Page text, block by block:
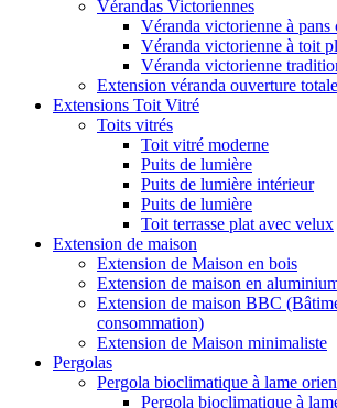
Vérandas Victoriennes
Véranda victorienne à pans
Véranda victorienne à toit
Véranda victorienne
Extension véranda ouverture totale
Extensions Toit Vitré
Toits vitrés
Toit vitré moderne
Puits de lumière
Puits de lumière intérieur
Puits de lumière
Toit terrasse plat avec velux
Extension de maison
Extension de Maison en bois
Extension de maison en
Extension de maison BBC
consommation)
Extension de Maison minimaliste
Pergolas
Pergola bioclimatique à lame
Pergola bioclimatique à